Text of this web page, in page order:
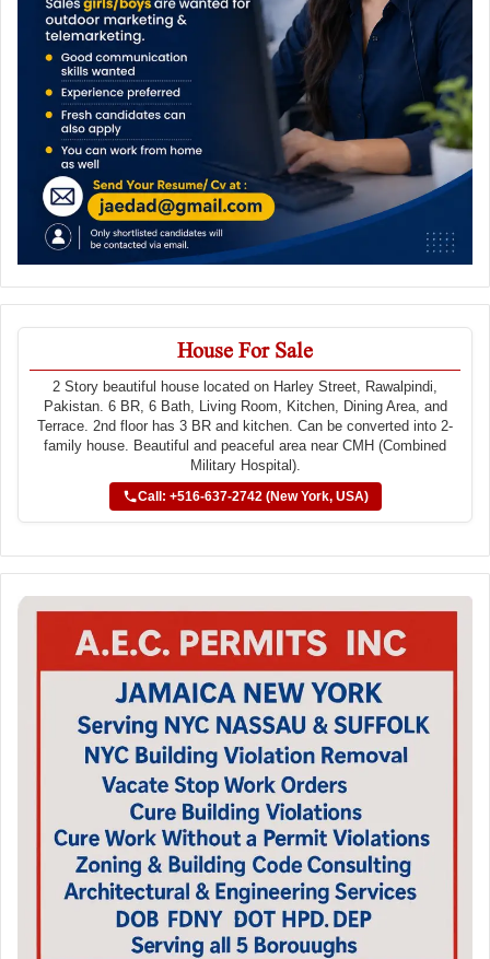
House For Sale
2 Story beautiful house located on Harley Street, Rawalpindi,
Pakistan. 6 BR, 6 Bath, Living Room, Kitchen, Dining Area, and
Terrace. 2nd floor has 3 BR and kitchen. Can be converted into 2-
family house. Beautiful and peaceful area near CMH (Combined
Military Hospital).
Call: +516-637-2742 (New York, USA)